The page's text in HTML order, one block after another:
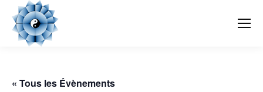
« Tous les Évènements